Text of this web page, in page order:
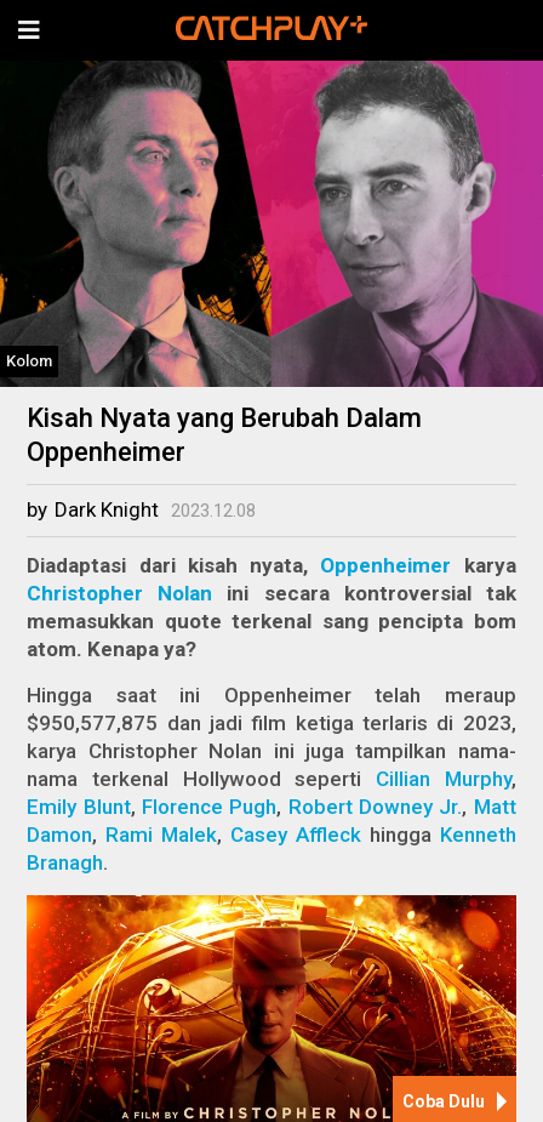
Kolom
Kisah Nyata yang Berubah Dalam
Oppenheimer
by Dark Knight 2023.12.08
Diadaptasi dari kisah nyata, Oppenheimer karya
Christopher Nolan ini secara kontroversial tak
memasukkan quote terkenal sang pencipta bom
atom. Kenapa ya?
Hingga saat ini Oppenheimertelah meraup
$950,577,875 dan jadi film ketiga terlaris di 2023,
karya Christopher Nolan ini juga tampilkan nama-
nama terkenal Hollywood seperti Cillian Murphy,
Emily Blunt, Florence Pugh, Robert Downey Jr., Matt
Damon, Rami Malek, Casey Affleckhingga Kenneth
Branagh.